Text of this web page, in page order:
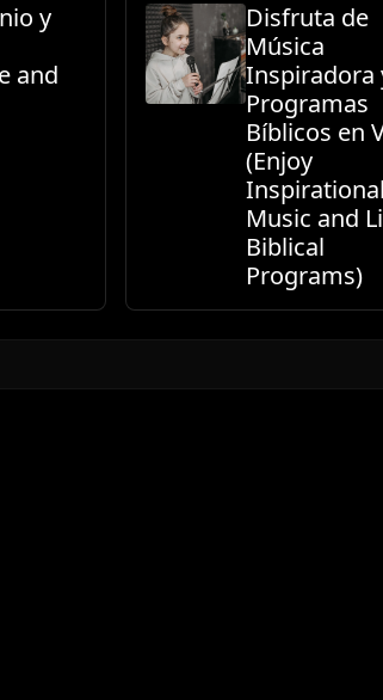
y
and
Disfruta de
Música
Inspiradora
Programas
Bíblicos en
(Enjoy
Inspirational
Music and
Biblical
Programs)